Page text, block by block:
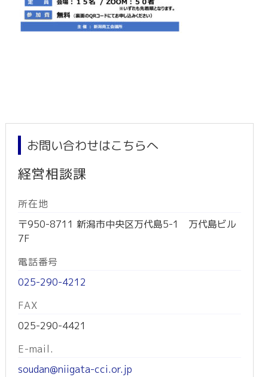
お問い合わせはこちらへ
経営相談課
所在地
〒950-8711 新潟市中央区万代島5-1 万代島ビル
7F
電話番号
025-290-4212
FAX
025-290-4421
E-mail.
soudan@niigata-cci.or.jp